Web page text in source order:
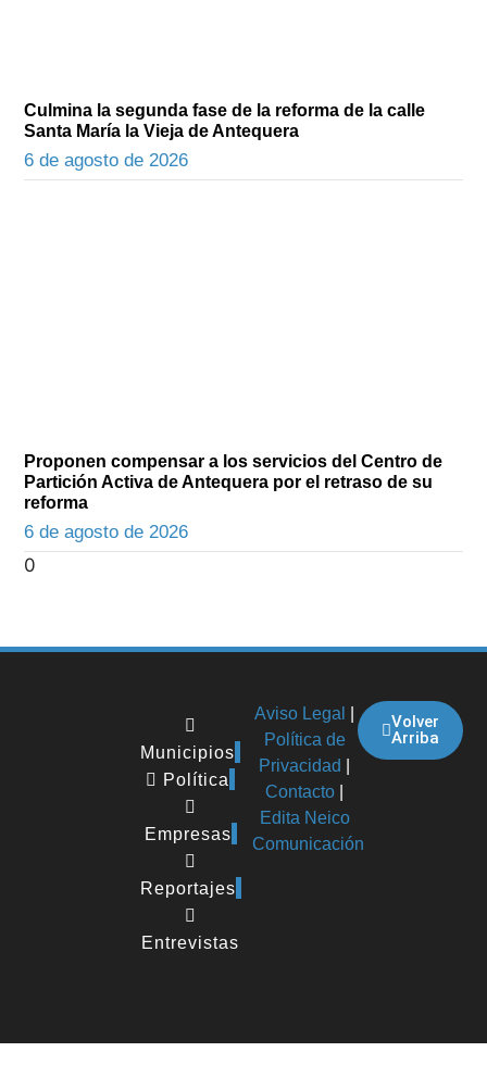
Culmina la segunda fase de la reforma de la calle
Santa María la Vieja de Antequera
6 de agosto de 2026
Proponen compensar a los servicios del Centro de
Partición Activa de Antequera por el retraso de su
reforma
6 de agosto de 2026
Municipios
Política
Empresas
Reportajes
Entrevistas
Aviso Legal
Política de
Privacidad
Contacto
Edita Neico
Comunicación
Volver
Arriba